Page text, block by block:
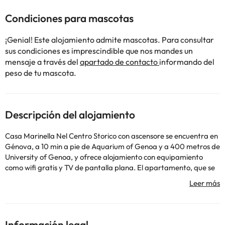
Condiciones para mascotas
¡Genial! Este alojamiento admite mascotas. Para consultar
sus condiciones es imprescindible que nos mandes un
mensaje a través del apartado de contacto informando del
peso de tu mascota.
Descripción del alojamiento
Casa Marinella Nel Centro Storico con ascensore se encuentra en
Génova, a 10 min a pie de Aquarium of Genoa y a 400 metros de
University of Genoa, y ofrece alojamiento con equipamiento
como wifi gratis y TV de pantalla plana. El apartamento, que se
encuentra en un edificio de 1700, está a 5,1 km de Port of Genoa
ropa de cama en el apartamento. Cerca del alojamiento hay